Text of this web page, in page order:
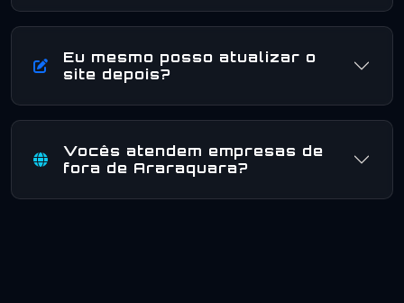
Eu mesmo posso atualizar o
site depois?
Vocês atendem empresas de
fora de Araraquara?